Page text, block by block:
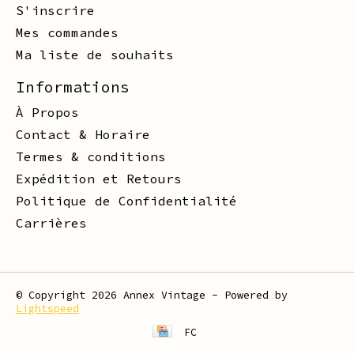
S'inscrire
Mes commandes
Ma liste de souhaits
Informations
À Propos
Contact & Horaire
Termes & conditions
Expédition et Retours
Politique de Confidentialité
Carrières
© Copyright 2026 Annex Vintage - Powered by
Lightspeed
FC